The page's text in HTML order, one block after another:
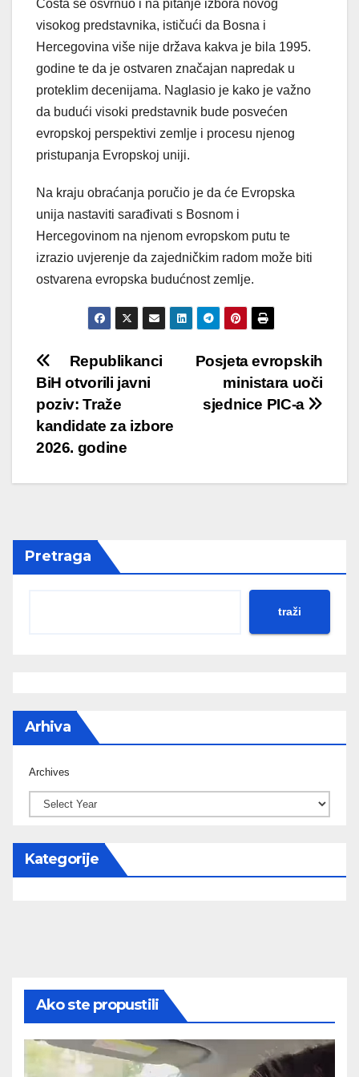
Costa se osvrnuo i na pitanje izbora novog
visokog predstavnika, ističući da Bosna i
Hercegovina više nije država kakva je bila 1995.
godine te da je ostvaren značajan napredak u
proteklim decenijama. Naglasio je kako je važno
da budući visoki predstavnik bude posvećen
evropskoj perspektivi zemlje i procesu njenog
pristupanja Evropskoj uniji.
Na kraju obraćanja poručio je da će Evropska
unija nastaviti sarađivati s Bosnom i
Hercegovinom na njenom evropskom putu te
izrazio uvjerenje da zajedničkim radom može biti
ostvarena evropska budućnost zemlje.
Post
navigation
Posjeta evropskih
ministara uoči
sjednice PIC-a
Republikanci
BiH otvorili javni
poziv: Traže
kandidate za izbore
2026. godine
Pretraga
traži
Arhiva
Archives
Kategorije
Ako ste propustili